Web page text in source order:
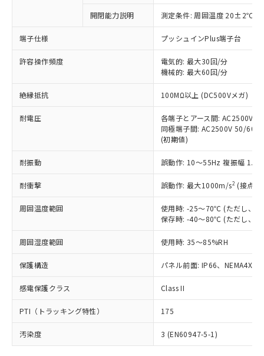
開閉能力説明 測定条件: 周囲温度 20±2℃、
端子仕様 プッシュインPlus端子台
許容操作頻度
電気的: 最大30回/分
機械的: 最大60回/分
絶縁抵抗 100MΩ以上 (DC500Vメガ)
耐電圧
各端子とアース間: AC2500V
同極端子間: AC2500V 50/
(初期値)
耐振動 誤動作: 10～55Hz 複振幅
耐衝撃 誤動作: 最大1000m/s2 (接点
周囲温度範囲
使用時: -25～70℃ (ただし、氷
保存時: -40～80℃ (ただし、氷
周囲湿度範囲 使用時: 35～85%RH
保護構造 パネル前面: IP66、NEMA4X,
感電保護クラス Class II
PTI（トラッキング特性） 175
汚染度 3 (EN60947-5-1)
以下の条件をお読みいただき、同意のうえ
ご利用ください。
本サービスは、当社制御機器事業取扱
商品の当社在庫状況および標準価格
当社制御機器事業取扱商品の中には、
本サービスの対象外となる商品もある
ことをご了承ください。
在庫状況および標準価格照会結果は、
記載している更新日時点での社内デー
タに基づき作成されるものであり、閲
覧された時点での実際の在庫および標
準価格とは異なる場合があることをご
正式な納期状況および標準価格はお客
様のお取引先、またはお客様担当のオ
ムロン制御機器販売店・当社販売員に
オムロン制御機器販売店や当社販売拠
販売ネットワーク
」をご確認
ください。
在庫状況および標準価格結果を当社の
事前の承諾なく第三者に漏洩または開
マイパーツ機能（部品リスト作成サー
対応予定なし：EU RoHS指令（10物質）の
非含有に非対応の商品で、対応品を出す予
定はありません。
調査・確認中：EU RoHS指令（10物質）の
非含有の対応状況を調査中または確認中の
非該当品：ライセンス料など無形物で、有
害物質有無と関係のない商品です。
いたものが、含有品と判明した場合などや
むを得ず変更することがあります。
六価クロム(Cr(Ⅵ)) 1000ppm以下、ポリ臭化ビフェニル
類(PBB) 1000ppm以下、ポリ臭化ジフェニルエーテル類
(PBDE) 1000ppm以下、フタル酸ビス(2-エチルヘキシ
ル) (DEHP)(別名：DOP) 1000ppm以下、フタル酸ブチ
ルベンジル（BBP） 1000ppm以下、フタル酸ジブチル
（DBP） 1000ppm以下、フタル酸ジイソブチル
(DIBP) 1000ppm以下
フタル酸エステル類の４物質については閾値を超える意
図的な使用がないことを確認しています。
※2 対応予定月
部品在庫の切り替え状況などにより、予定
月が前後することがあります。
※1 中国RoHS○×表
「○」：最大均質材料含有率が中国RoHSの
基準値以下であることを示します。
「×」：最大均質材料含有率が中国RoHSの
基準値を超えていることを示します。
「－」：未確認です。当社販売部門へお問
*中国RoHS10物質の基準値 (GB/T26572)：
Pb(鉛) :1000ppm、 Hg(水銀) : 1000ppm、 Cd(カドミウ
Cr(Ⅵ)(六価クロム) : 1000ppm、 PBBs(ポリ臭化ビフェ
ニル類) : 1000ppm、 PBDEs(ポリ臭化ジフェニルエーテ
DBP(フタル酸ジブチル) : 1000ppm、 DIBP(フタル酸ジ
イソブチル) : 1000ppm、 BBP(フタル酸ブチルベンジ
ル) : 1000ppm、
DEHP(フタル酸ビス(2-エチルヘキシル)) : 1000ppm
※2 環境保護使用期限
「ｅ」：有害物質（10物質）のすべてが基
準値以下であることを示します。
「10」：通常の使用状況下において有害物
質が外部に漏えいし、環境に深刻な影響を
当社は、これら貴社製品のうち、外国
為替および外国貿易法に定める商品
（以下｢規制貨物等」という）を輸出
または国外への提供する場合は、日本
国政府の輸出許可(または役務取引許
可)を取得するなどの必要な手続きを
当社は規制貨物を破棄する場合は、完
全に破砕するなど、違法に輸出されな
いよう必要な手段を講じます。
ル、化学兵器、生物兵器またはその他
武器並びにこれらの製造装置等に一切
使用いたしません。
当社は、貴社製品を第三者に販売する
場合は、上記1、2および3の内容を当
該第三者に通知します。また当社は、
販売先および販売に係わる関係者が違
法に輸出するおそれがある場合は、取
○ 一定数以上の在庫あり
一定数には満たないが在庫あり
在庫なし(最新の在庫状況につ
いては、お客様のお取引先、ま
たはお客様担当のオムロン制御
機器販売店・当社販売員にご確
認ください)
受注生産機種、また在庫状況の